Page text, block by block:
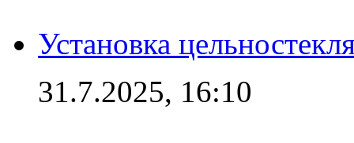
Установка
31.7.2025, 16:10